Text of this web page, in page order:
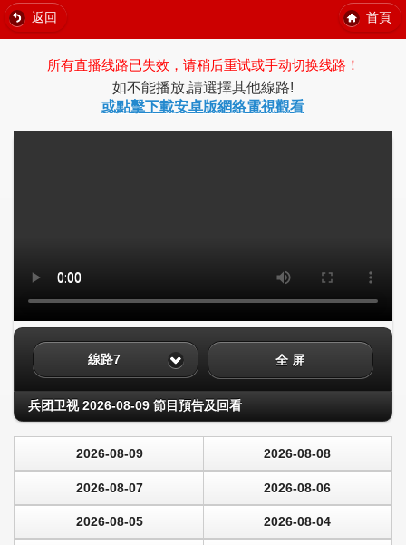
返回 首頁
所有直播线路已失效，请稍后重试或手动切换线路！
如不能播放,請選擇其他線路!
或點擊下載安卓版網絡電視觀看
線路7 全 屏
兵团卫视 2026-08-09 節目預告及回看
2026-08-09 2026-08-08
2026-08-07 2026-08-06
2026-08-05 2026-08-04